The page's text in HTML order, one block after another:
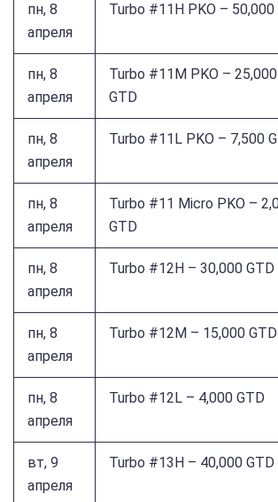
пн, 8
апреля
Turbo #11H PKO – 50,000
пн, 8
апреля
Turbo #11M PKO – 25,000
GTD
пн, 8
апреля
Turbo #11L PKO – 7,500
пн, 8
апреля
Turbo #11 Micro PKO –
GTD
пн, 8
апреля
Turbo #12H – 30,000 GTD
пн, 8
апреля
Turbo #12M – 15,000 GTD
пн, 8
апреля
Turbo #12L – 4,000 GTD
вт, 9
апреля
Turbo #13H – 40,000 GTD